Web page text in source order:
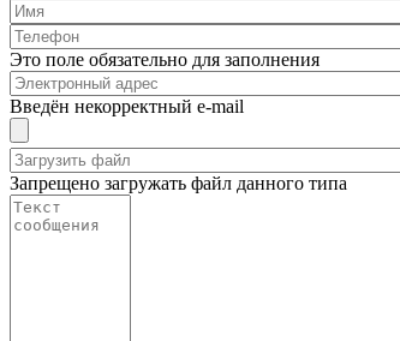
Это поле обязательно для заполнения
Введён некорректный e-mail
Запрещено загружать файл данного типа